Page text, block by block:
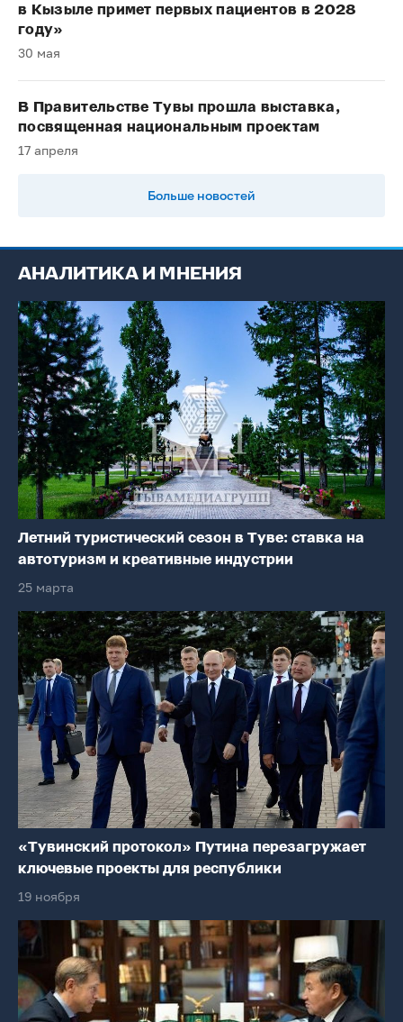
в Кызыле примет первых пациентов в 2028
году»
30 мая
В Правительстве Тувы прошла выставка,
посвященная национальным проектам
17 апреля
Больше новостей
АНАЛИТИКА И МНЕНИЯ
Летний туристический сезон в Туве: ставка на
автотуризм и креативные индустрии
25 марта
«Тувинский протокол» Путина перезагружает
ключевые проекты для республики
19 ноября